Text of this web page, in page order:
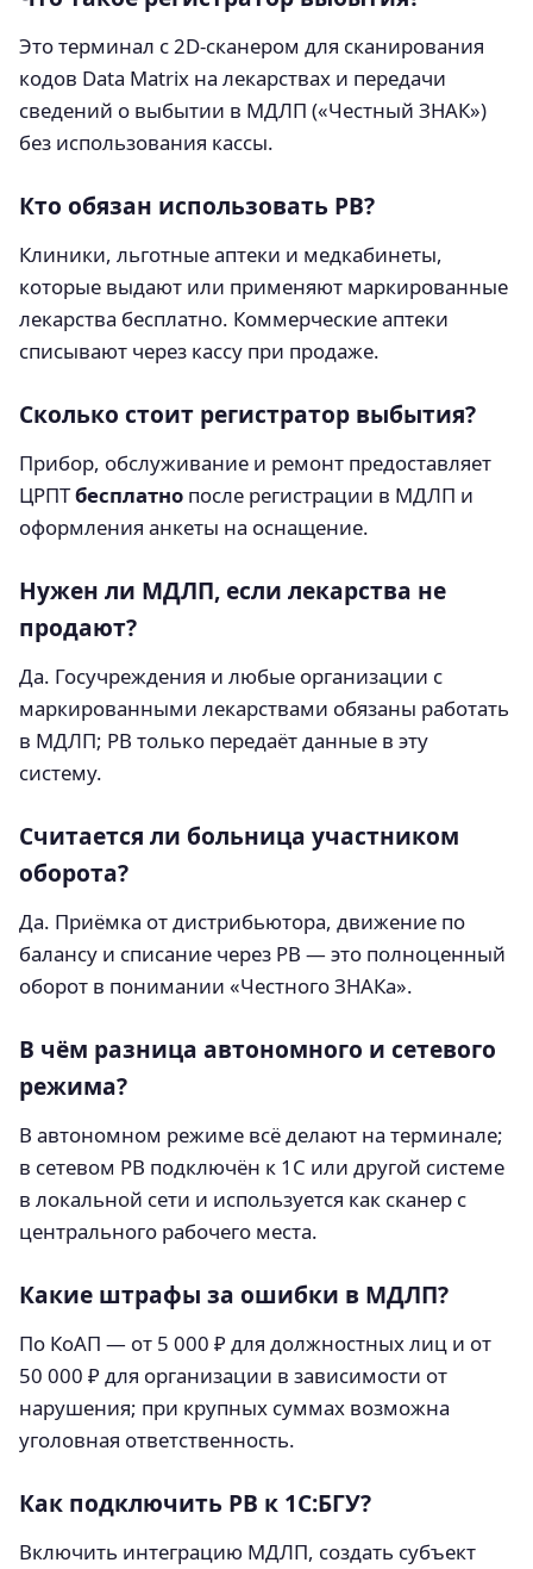
Это терминал с 2D-сканером для сканирования
кодов Data Matrix на лекарствах и передачи
сведений о выбытии в МДЛП («Честный ЗНАК»)
без использования кассы.
Кто обязан использовать РВ?
Клиники, льготные аптеки и медкабинеты,
которые выдают или применяют маркированные
лекарства бесплатно. Коммерческие аптеки
списывают через кассу при продаже.
Сколько стоит регистратор выбытия?
Прибор, обслуживание и ремонт предоставляет
ЦРПТбесплатно после регистрации в МДЛП и
оформления анкеты на оснащение.
Нужен ли МДЛП, если лекарства не
продают?
Да. Госучреждения и любые организации с
маркированными лекарствами обязаны работать
в МДЛП; РВ только передаёт данные в эту
систему.
Считается ли больница участником
оборота?
Да. Приёмка от дистрибьютора, движение по
балансу и списание через РВ — это полноценный
оборот в понимании «Честного ЗНАКа».
В чём разница автономного и сетевого
режима?
В автономном режиме всё делают на терминале;
в сетевом РВ подключён к 1С или другой системе
в локальной сети и используется как сканер с
центрального рабочего места.
Какие штрафы за ошибки в МДЛП?
По КоАП — от 5 000 ₽ для должностных лиц и от
50 000 ₽ для организации в зависимости от
нарушения; при крупных суммах возможна
уголовная ответственность.
Как подключить РВ к 1С:БГУ?
Включить интеграцию МДЛП, создать субъект